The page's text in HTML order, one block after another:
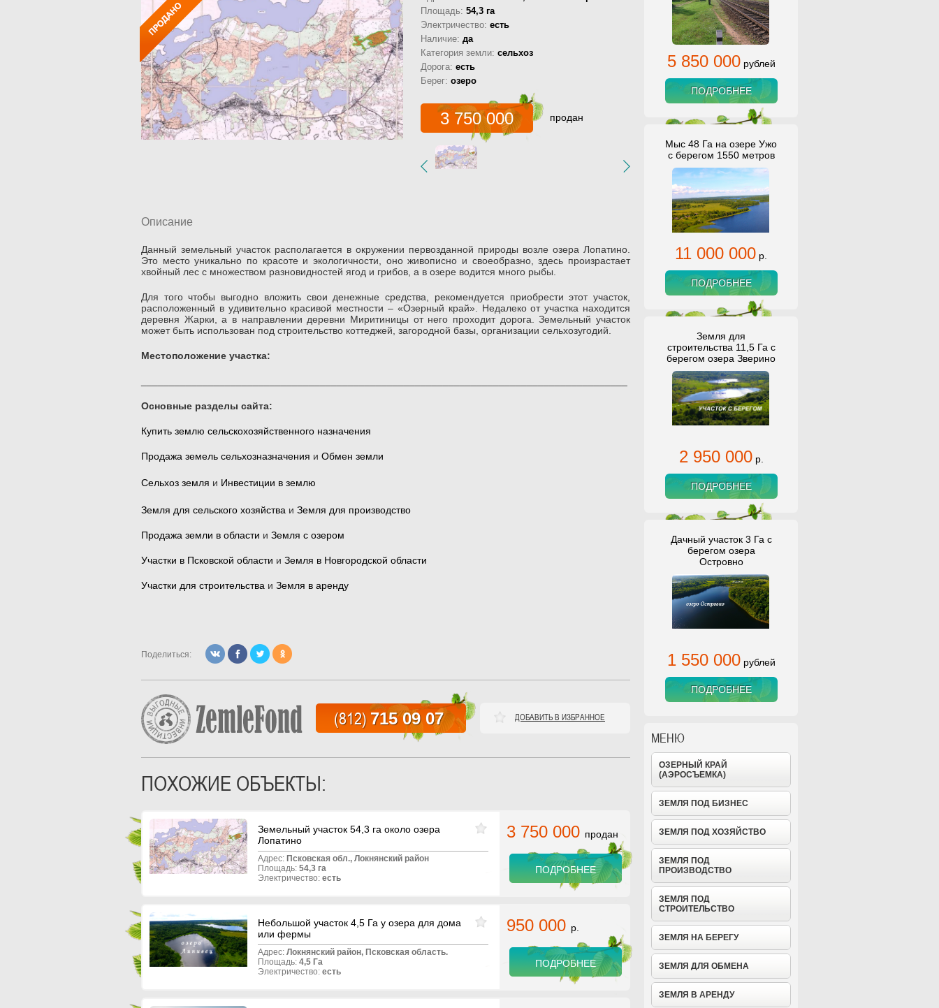
Площадь: 54,3 га
Электричество: есть
Наличие: да
Категория земли: сельхоз
Дорога: есть
Берег: озеро
3 750 000 продан
Описание
Данный земельный участок располагается в окружении первозданной природы возле озера Лопатино.
Это место уникально по красоте и экологичности, оно живописно и своеобразно, здесь произрастает
хвойный лес с множеством разновидностей ягод и грибов, а в озере водится много рыбы.
Для того чтобы выгодно вложить свои денежные средства, рекомендуется приобрести этот участок,
расположенный в удивительно красивой местности – «Озерный край». Недалеко от участка находится
деревня Жарки, а в направлении деревни Миритиницы от него проходит дорога. Земельный участок
может быть использован под строительство коттеджей, загородной базы, организации сельхозугодий.
Местоположение участка:
Основные разделы сайта:
Купить землю сельскохозяйственного назначения
Продажа земель сельхозназначения и Обмен земли
Сельхоз земля и Инвестиции в землю
Земля для сельского хозяйства и Земля для производство
Продажа земли в области и Земля с озером
Участки в Псковской области и Земля в Новгородской области
Участки для строительства и Земля в аренду
Поделиться:
(812) 715 09 07 ДОБАВИТЬ В ИЗБРАННОЕ
ПОХОЖИЕ ОБЪЕКТЫ:
Земельный участок 54,3 га около озера
Лопатино
Адрес: Псковская обл., Локнянский район
Площадь: 54,3 га
Электричество: есть
3 750 000 продан
ПОДРОБНЕЕ
Небольшой участок 4,5 Га у озера для дома
или фермы
Адрес: Локнянский район, Псковская область.
Площадь: 4,5 Га
Электричество: есть
950 000 р.
ПОДРОБНЕЕ
5 850 000рублей
ПОДРОБНЕЕ
Мыс 48 Га на озере Ужо
с берегом 1550 метров
11 000 000 р.
ПОДРОБНЕЕ
Земля для
строительства 11,5 Га с
берегом озера Зверино
2 950 000р.
ПОДРОБНЕЕ
Дачный участок 3 Га с
берегом озера
Островно
1 550 000рублей
ПОДРОБНЕЕ
МЕНЮ
ОЗЕРНЫЙ КРАЙ
(АЭРОСЪЕМКА)
ЗЕМЛЯ ПОД БИЗНЕС
ЗЕМЛЯ ПОД ХОЗЯЙСТВО
ЗЕМЛЯ ПОД
ПРОИЗВОДСТВО
ЗЕМЛЯ ПОД
СТРОИТЕЛЬСТВО
ЗЕМЛЯ НА БЕРЕГУ
ЗЕМЛЯ ДЛЯ ОБМЕНА
ЗЕМЛЯ В АРЕНДУ